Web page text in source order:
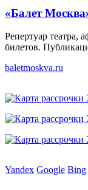
«Балет
Репертуар театра,
билетов.
baletmoskva.ru
Yandex Google Bing